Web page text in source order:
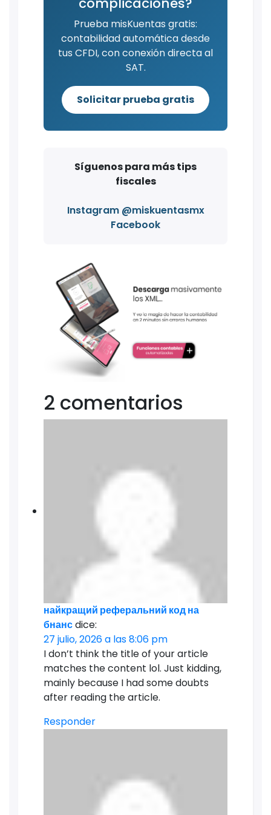
Prueba misKuentas gratis:
contabilidad automática desde
tus CFDI, con conexión directa al
SAT.
Solicitar prueba gratis
Síguenos para más tips
fiscales
Instagram @miskuentasmx
Facebook
2 comentarios
найкращий реферальний код на
бнансdice:
27 julio, 2026 a las 8:06 pm
I don’t think the title of your article
matches the content lol. Just kidding,
mainly because I had some doubts
after reading the article.
Responder